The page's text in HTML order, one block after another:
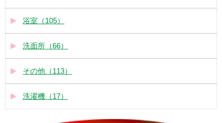
浴室（105）
洗面所（66）
その他（113）
洗濯機（17）